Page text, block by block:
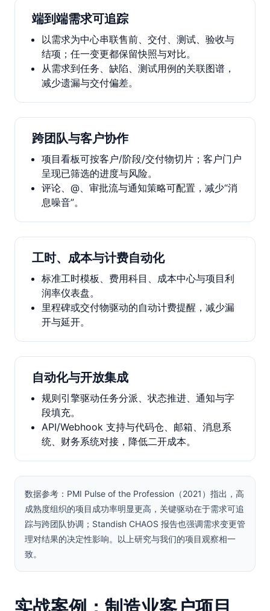
端到端需求可追踪
以需求为中心串联售前、交付、测试、验收与
结项；任一变更都保留快照与对比。
从需求到任务、缺陷、测试用例的关联图谱，
减少遗漏与交付偏差。
跨团队与客户协作
项目看板可按客户/阶段/交付物切片；客户门户
呈现已筛选的进度与风险。
评论、@、审批流与通知策略可配置，减少“消
息噪音”。
工时、成本与计费自动化
标准工时模板、费用科目、成本中心与项目利
润率仪表盘。
里程碑或交付物驱动的自动计费提醒，减少漏
开与延开。
自动化与开放集成
规则引擎驱动任务分派、状态推进、通知与字
段填充。
API/Webhook 支持与代码仓、邮箱、消息系
统、财务系统对接，降低二开成本。
数据参考：PMI Pulse of the Profession（2021）指出，高
成熟度组织的项目成功率明显更高，关键驱动在于需求可追
踪与跨团队协调；Standish CHAOS 报告也强调需求变更管
理对结果的决定性影响。以上研究与我们的项目观察相一
致。